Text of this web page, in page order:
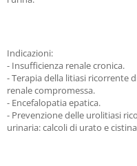
Indicazioni:
- Insufficienza renale cronica.
- Terapia della litiasi ricorrente
renale compromessa.
- Encefalopatia epatica.
- Prevenzione delle urolitiasi
urinaria: calcoli di urato e